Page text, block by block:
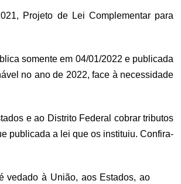
Projeto de Lei Complementar para
somente em 04/01/2022 e publicada
no ano de 2022, face à necessidade
e ao Distrito Federal cobrar tributos
publicada a lei que os instituiu. Confira-
vedado à União, aos Estados, ao